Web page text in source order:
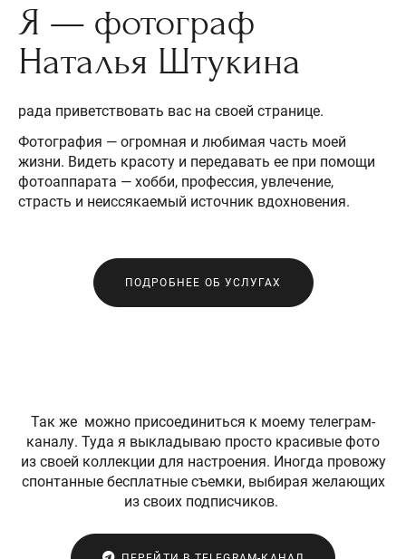
Я — фотограф
Наталья Штукина
рада приветствовать вас на своей странице.
Фотография — огромная и любимая часть моей
жизни. Видеть красоту и передавать ее при помощи
фотоаппарата — хобби, профессия, увлечение,
страсть и неиссякаемый источник вдохновения.
ПОДРОБНЕЕ ОБ УСЛУГАХ
Так же можно присоединиться к моему телеграм-
каналу. Туда я выкладываю просто красивые фото
из своей коллекции для настроения. Иногда провожу
спонтанные бесплатные съемки, выбирая желающих
из своих подписчиков.